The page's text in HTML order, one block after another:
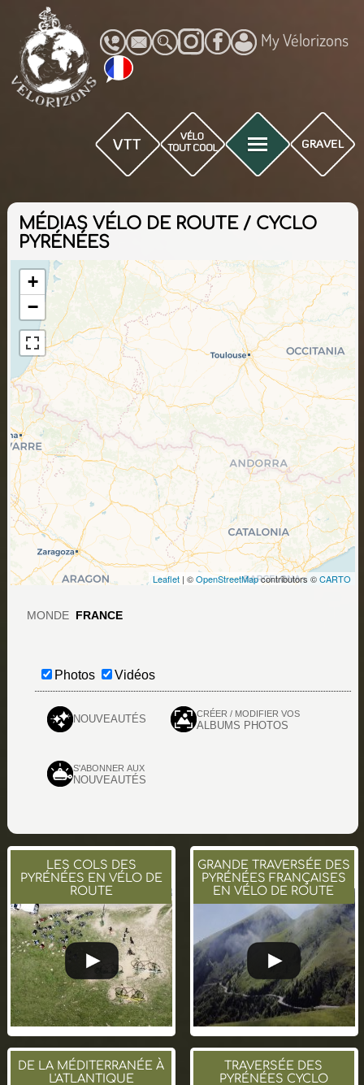
My Vélorizons
MÉDIAS VÉLO DE ROUTE / CYCLO
PYRÉNÉES
+
−
Leaflet| ©OpenStreetMapcontributors ©CARTO
MONDE FRANCE
Photos Vidéos
NOUVEAUTÉS CRÉER / MODIFIER VOS
ALBUMS PHOTOS
S'ABONNER AUX
NOUVEAUTÉS
LES COLS DES
PYRÉNÉES EN VÉLO DE
ROUTE
GRANDE TRAVERSÉE DES
PYRÉNÉES FRANÇAISES
EN VÉLO DE ROUTE
DE LA MÉDITERRANÉE À
L'ATLANTIQUE
TRAVERSÉE DES
PYRÉNÉES CYCLO